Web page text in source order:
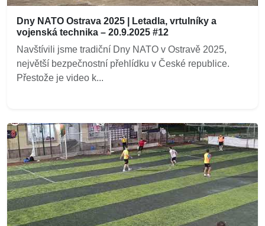
Dny NATO Ostrava 2025 | Letadla, vrtulníky a
vojenská technika – 20.9.2025 #12
Navštívili jsme tradiční Dny NATO v Ostravě 2025,
největší bezpečnostní přehlídku v České republice.
Přestože je video k...